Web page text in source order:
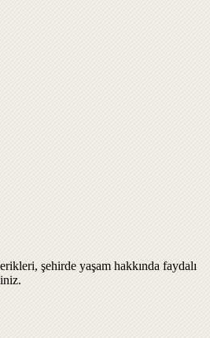
şehirde yaşam hakkında faydalı